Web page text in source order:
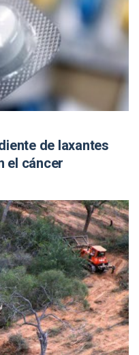
de laxantes
el cáncer